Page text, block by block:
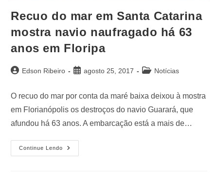
Recuo do mar em Santa Catarina
mostra navio naufragado há 63
anos em Floripa
Edson Ribeiro agosto 25, 2017 Notícias
O recuo do mar por conta da maré baixa deixou à mostra
em Florianópolis os destroços do navio Guarará, que
afundou há 63 anos. A embarcação está a mais de…
Continue Lendo